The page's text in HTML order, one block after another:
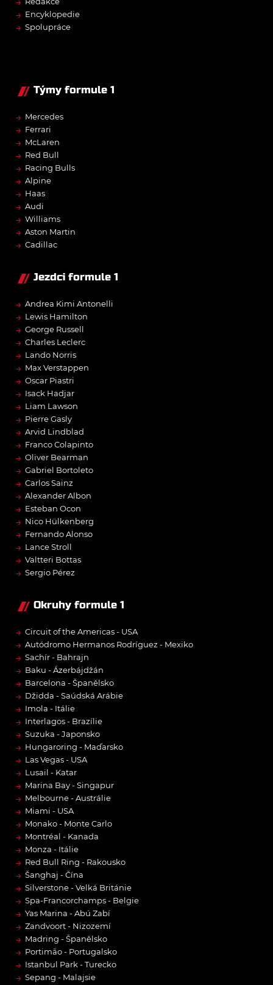
→ Encyklopedie
→ Spolupráce
Týmy formule 1
→ Mercedes
→ Ferrari
→ McLaren
→ Red Bull
→ Racing Bulls
→ Alpine
→ Haas
→ Audi
→ Williams
→ Aston Martin
→ Cadillac
Jezdci formule 1
→ Andrea Kimi Antonelli
→ Lewis Hamilton
→ George Russell
→ Charles Leclerc
→ Lando Norris
→ Max Verstappen
→ Oscar Piastri
→ Isack Hadjar
→ Liam Lawson
→ Pierre Gasly
→ Arvid Lindblad
→ Franco Colapinto
→ Oliver Bearman
→ Gabriel Bortoleto
→ Carlos Sainz
→ Alexander Albon
→ Esteban Ocon
→ Nico Hülkenberg
→ Fernando Alonso
→ Lance Stroll
→ Valtteri Bottas
→ Sergio Pérez
Okruhy formule 1
→ Circuit of the Americas - USA
→ Autódromo Hermanos Rodríguez - Mexiko
→ Sachír - Bahrajn
→ Baku - Ázerbájdžán
→ Barcelona - Španělsko
→ Džidda - Saúdská Arábie
→ Imola - Itálie
→ Interlagos - Brazílie
→ Suzuka - Japonsko
→ Hungaroring - Maďarsko
→ Las Vegas - USA
→ Lusail - Katar
→ Marina Bay - Singapur
→ Melbourne - Austrálie
→ Miami - USA
→ Monako - Monte Carlo
→ Montréal - Kanada
→ Monza - Itálie
→ Red Bull Ring - Rakousko
→ Šanghaj - Čína
→ Silverstone - Velká Británie
→ Spa-Francorchamps - Belgie
→ Yas Marina - Abú Zabí
→ Zandvoort - Nizozemí
→ Madring - Španělsko
→ Portimão - Portugalsko
→ Istanbul Park - Turecko
→ Sepang - Malajsie